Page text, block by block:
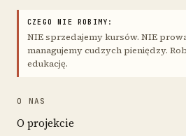
CZEGO NIE ROBIMY:
NIE sprzedajemy kursów. NIE
managujemy cudzych pieniędzy.
edukację.
O NAS
O projekcie